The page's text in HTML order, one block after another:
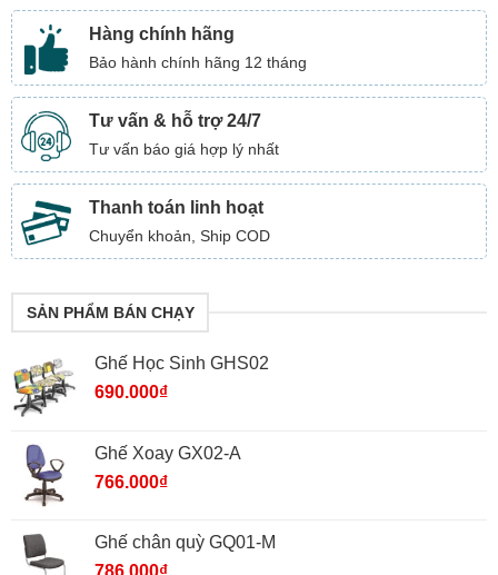
Hàng chính hãng
Bảo hành chính hãng 12 tháng
Tư vấn & hỗ trợ 24/7
Tư vấn báo giá hợp lý nhất
Thanh toán linh hoạt
Chuyển khoản, Ship COD
SẢN PHẨM BÁN CHẠY
Ghế Học Sinh GHS02
690.000₫
Ghế Xoay GX02-A
766.000₫
Ghế chân quỳ GQ01-M
786.000₫